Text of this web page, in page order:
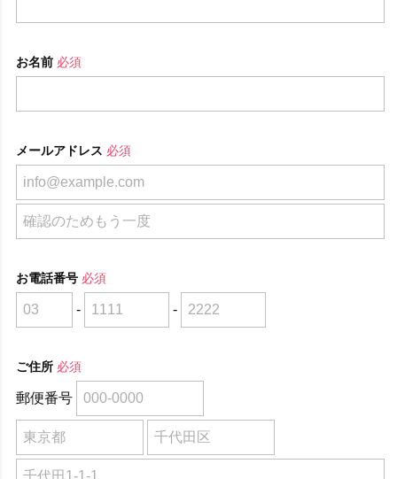
お名前 必須
メールアドレス 必須
お電話番号 必須
- -
ご住所 必須
郵便番号